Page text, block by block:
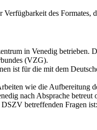
des
in Venedig betrieben.
(VZG).
ist für die mit dem
wie die Aufbereitung
nach Absprache
betreffenden Fragen ist: